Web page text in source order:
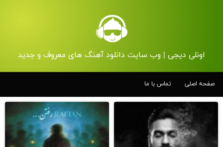
اونلی دیجی | وب سایت دانلود آهنگ های معروف و جدید
صفحه اصلی تماس با ما